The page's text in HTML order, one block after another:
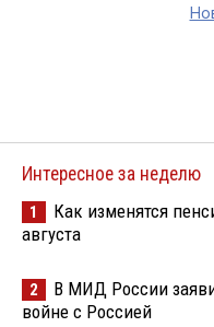
Интересное за неделю
1
Как изменятся
августа
2
В МИД России
войне с Россией